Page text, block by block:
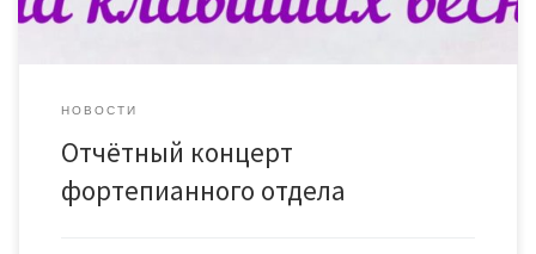
НОВОСТИ
Отчётный концерт
фортепианного отдела